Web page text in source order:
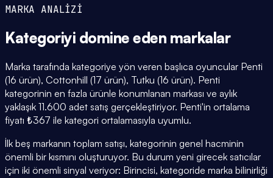
MARKA ANALİZİ
Kategoriyi domine eden markalar
Marka tarafında kategoriye yön veren başlıca oyuncular Penti
(16 ürün), Cottonhill (17 ürün), Tutku (16 ürün). Penti
kategorinin en fazla ürünle konumlanan markası ve aylık
yaklaşık 11.600 adet satış gerçekleştiriyor. Penti'in ortalama
fiyatı ₺367 ile kategori ortalamasıyla uyumlu.
İlk beş markanın toplam satışı, kategorinin genel hacminin
önemli bir kısmını oluşturuyor. Bu durum yeni girecek satıcılar
için iki önemli sinyal veriyor: Birincisi, kategoride marka bilinirliği